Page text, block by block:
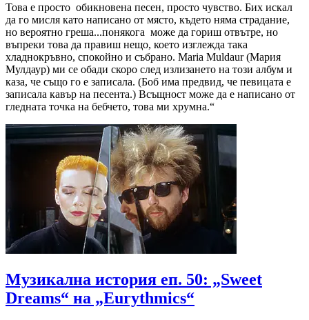
Това е просто обикновена песен, просто чувство. Бих искал
да го мисля като написано от място, където няма страдание,
но вероятно греша...понякога може да гориш отвътре, но
въпреки това да правиш нещо, което изглежда така
хладнокръвно, спокойно и събрано. Maria Muldaur (Мария
Мулдаур) ми се обади скоро след излизането на този албум и
каза, че също го е записала. (Боб има предвид, че певицата е
записала кавър на песента.) Всъщност може да е написано от
гледната точка на бебчето, това ми хрумна.“
Музикална история еп. 50: „Sweet
Dreams“ на „Eurythmics“